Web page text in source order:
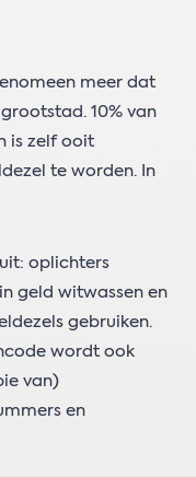
meer dat
10% van
is zelf ooit
te worden. In
oplichters
geld witwassen en
gebruiken.
wordt ook
van)
en